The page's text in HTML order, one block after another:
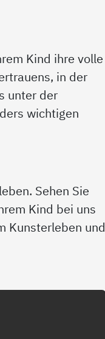
Kind ihre volle
in der
unter der
wichtigen
Sehen Sie
Kind bei uns
Kunsterleben und